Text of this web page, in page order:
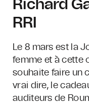
Richard
RRI
Le 8 mars est la
femme et à cette
souhaite faire un
vrai dire, le
auditeurs de